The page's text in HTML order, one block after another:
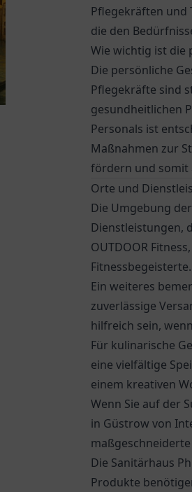
Pflegekräften und
die den
Wie wichtig ist die
Die persönliche
Pflegekräfte sind
gesundheitlichen
Personals ist
Maßnahmen zur
fördern und somit
Orte und
Die Umgebung
Dienstleistungen,
OUTDOOR
Ein weiteres
zuverlässige
hilfreich sein,
Für kulinarische
eine vielfältige
einem kreativen
Wenn Sie auf der
in Güstrow von
Die Sanitärhaus
Produkte